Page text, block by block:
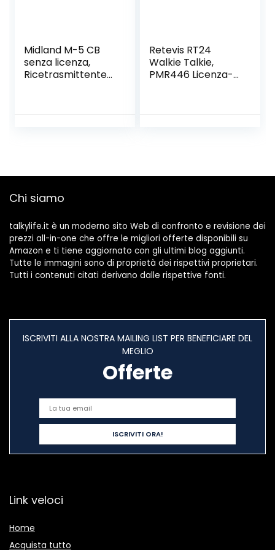
Midland M-5 CB
senza licenza,
Ricetrasmittente
Presa 2 Pin
Retevis RT24
Walkie Talkie,
PMR446 Licenza-
Supermercati,
Chi siamo
talkylife.it è un moderno sito Web di confronto e revisione dei
prezzi all-in-one che offre le migliori offerte disponibili su
Amazon e ti tiene aggiornato con gli ultimi blog aggiunti.
Tutte le immagini sono di proprietà dei rispettivi proprietari.
Tutti i contenuti citati derivano dalle rispettive fonti.
ISCRIVITI ALLA NOSTRA MAILING LIST PER BENEFICIARE DEL
MEGLIO
Offerte
Link veloci
Home
Acquista tutto